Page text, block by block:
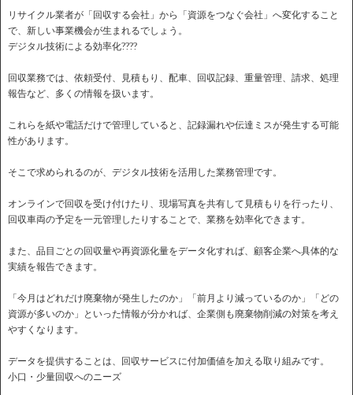
リサイクル業者が「回収する会社」から「資源をつなぐ会社」へ変化すること
で、新しい事業機会が生まれるでしょう。
デジタル技術による効率化????
回収業務では、依頼受付、見積もり、配車、回収記録、重量管理、請求、処理
報告など、多くの情報を扱います。
これらを紙や電話だけで管理していると、記録漏れや伝達ミスが発生する可能
性があります。
そこで求められるのが、デジタル技術を活用した業務管理です。
オンラインで回収を受け付けたり、現場写真を共有して見積もりを行ったり、
回収車両の予定を一元管理したりすることで、業務を効率化できます。
また、品目ごとの回収量や再資源化量をデータ化すれば、顧客企業へ具体的な
実績を報告できます。
「今月はどれだけ廃棄物が発生したのか」「前月より減っているのか」「どの
資源が多いのか」といった情報が分かれば、企業側も廃棄物削減の対策を考え
やすくなります。
データを提供することは、回収サービスに付加価値を加える取り組みです。
小口・少量回収へのニーズ